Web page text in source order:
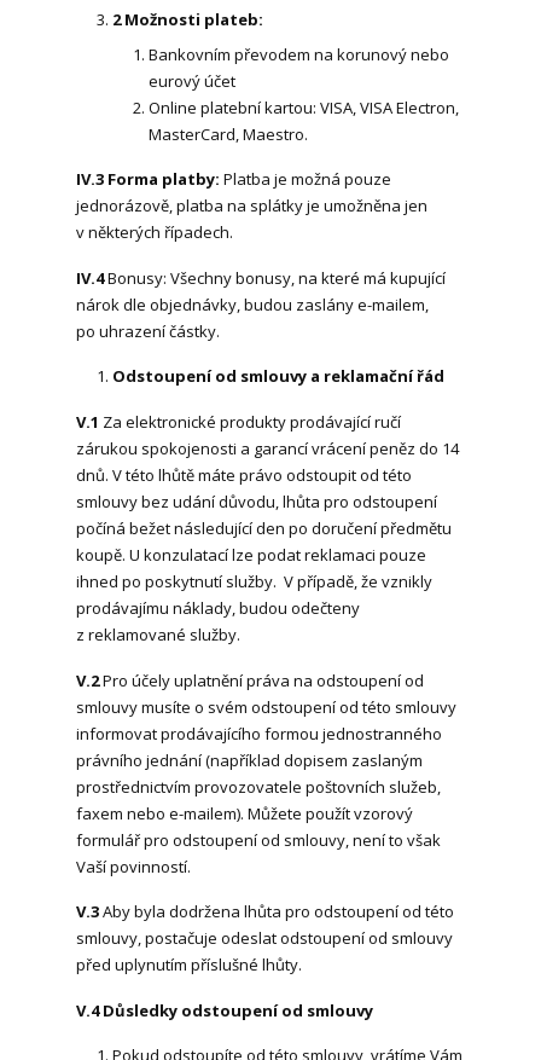
2 Možnosti plateb:
Bankovním převodem na korunový nebo
eurový účet
Online platební kartou: VISA, VISA Electron,
MasterCard, Maestro.
IV.3 Forma platby: Platba je možná pouze
jednorázově, platba na splátky je umožněna jen
v některých řípadech.
IV.4Bonusy: Všechny bonusy, na které má kupující
nárok dle objednávky, budou zaslány e-mailem,
po uhrazení částky.
Odstoupení od smlouvy a reklamační řád
V.1 Za elektronické produkty prodávající ručí
zárukou spokojenosti a garancí vrácení peněz do 14
dnů. V této lhůtě máte právo odstoupit od této
smlouvy bez udání důvodu, lhůta pro odstoupení
počíná bežet následující den po doručení předmětu
koupě. U konzulatací lze podat reklamaci pouze
ihned po poskytnutí služby. V případě, že vznikly
prodávajímu náklady, budou odečteny
z reklamované služby.
V.2Pro účely uplatnění práva na odstoupení od
smlouvy musíte o svém odstoupení od této smlouvy
informovat prodávajícího formou jednostranného
právního jednání (například dopisem zaslaným
prostřednictvím provozovatele poštovních služeb,
faxem nebo e-mailem). Můžete použít vzorový
formulář pro odstoupení od smlouvy, není to však
Vaší povinností.
V.3Aby byla dodržena lhůta pro odstoupení od této
smlouvy, postačuje odeslat odstoupení od smlouvy
před uplynutím příslušné lhůty.
V.4 Důsledky odstoupení od smlouvy
Pokud odstoupíte od této smlouvy, vrátíme Vám